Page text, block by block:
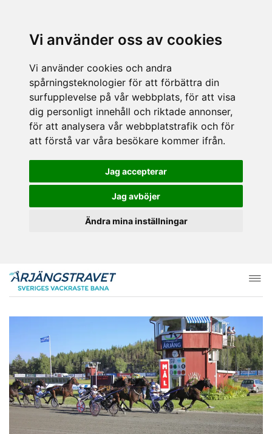
Vi använder oss av cookies
Vi använder cookies och andra
spårningsteknologier för att förbättra din
surfupplevelse på vår webbplats, för att visa
dig personligt innehåll och riktade annonser,
för att analysera vår webbplatstrafik och för
att förstå var våra besökare kommer ifrån.
Jag accepterar
Jag avböjer
Ändra mina inställningar